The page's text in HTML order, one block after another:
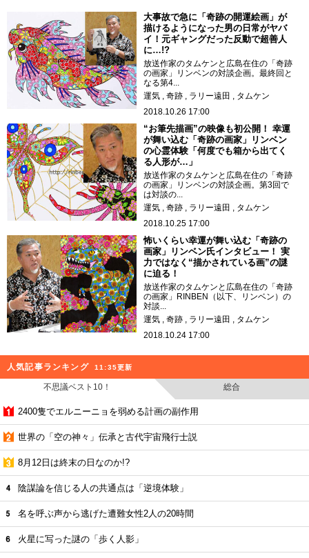
大事故で急に「奇跡の開運絵画」が
描けるようになった男の日常がヤバ
イ！元ギャングだった反動で超善人
に…!?
放送作家のタムケンと広島在住の「奇跡
の画家」リンベンの対談企画。最終回と
なる第4...
運気
奇跡 ラリー遠田
タムケン
2018.10.26 17:00
“お筆先描画”の映像も初公開！ 幸運
が舞い込む「奇跡の画家」リンベン
の心霊体験「何度でも箱から出てく
る人形が…」
放送作家のタムケンと広島在住の「奇跡
の画家」リンベンの対談企画。第3回で
は対談の...
運気
奇跡 ラリー遠田
タムケン
2018.10.25 17:00
怖いくらい幸運が舞い込む「奇跡の
画家」リンベン氏インタビュー！ 実
力ではなく“描かされている画”の謎
に迫る！
放送作家のタムケンと広島在住の「奇跡
の画家」RINBEN（以下、リンベン）の
対談...
運気
奇跡 ラリー遠田
タムケン
2018.10.24 17:00
人気記事ランキング 11:35更新
不思議ベスト10！ 総合
2400隻でエルニーニョを弱める計画の副作用
世界の「空の神々」伝承と古代宇宙飛行士説
8月12日は終末の日なのか!?
陰謀論を信じる人の共通点は「逆境体験」
名を呼ぶ声から逃げた遭難女性2人の20時間
火星に写った謎の「歩く人影」